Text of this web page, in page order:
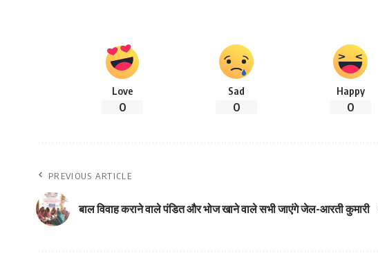
Love
0
Sad
0
Happy
0
PREVIOUS ARTICLE
बाल विवाह कराने वाले पंडित और भोज खाने वाले सभी जाएंगे जेल-आरती कुमारी